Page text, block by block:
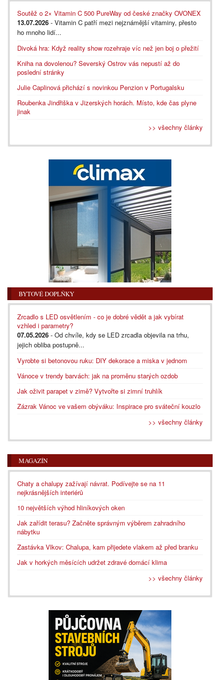
Soutěž o 2× Vitamin C 500 PureWay od české značky OVONEX
13.07.2026 - Vitamin C patří mezi nejznámější vitaminy, přesto
ho mnoho lidí...
Divoká hra: Když reality show rozehraje víc než jen boj o přežití
Kniha na dovolenou? Severský Ostrov vás nepustí až do
poslední stránky
Julie Caplinová přichází s novinkou Penzion v Portugalsku
Roubenka Jindřiška v Jizerských horách. Místo, kde čas plyne
jinak
>> všechny články
BYTOVÉ DOPLŇKY
Zrcadlo s LED osvětlením - co je dobré vědět a jak vybírat
vzhled i parametry?
07.05.2026 - Od chvíle, kdy se LED zrcadla objevila na trhu,
jejich obliba postupně...
Vyrobte si betonovou ruku: DIY dekorace a miska v jednom
Vánoce v trendy barvách: jak na proměnu starých ozdob
Jak oživit parapet v zimě? Vytvořte si zimní truhlík
Zázrak Vánoc ve vašem obýváku: Inspirace pro sváteční kouzlo
>> všechny články
MAGAZÍN
Chaty a chalupy zažívají návrat. Podívejte se na 11
nejkrásnějších interiérů
10 největších výhod hliníkových oken
Jak zařídit terasu? Začněte správným výběrem zahradního
nábytku
Zastávka Vlkov: Chalupa, kam přijedete vlakem až před branku
Jak v horkých měsících udržet zdravé domácí klima
>> všechny články